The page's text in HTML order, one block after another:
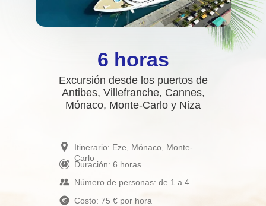
Excursión desde los puertos de
Antibes, Villefranche, Cannes,
Mónaco, Monte-Carlo y Niza
6 horas
Duración: 6 horas
Número de personas: de 1 a 4
Costo: 75 € por hora
Itinerario: Eze, Mónaco, Monte-
Carlo